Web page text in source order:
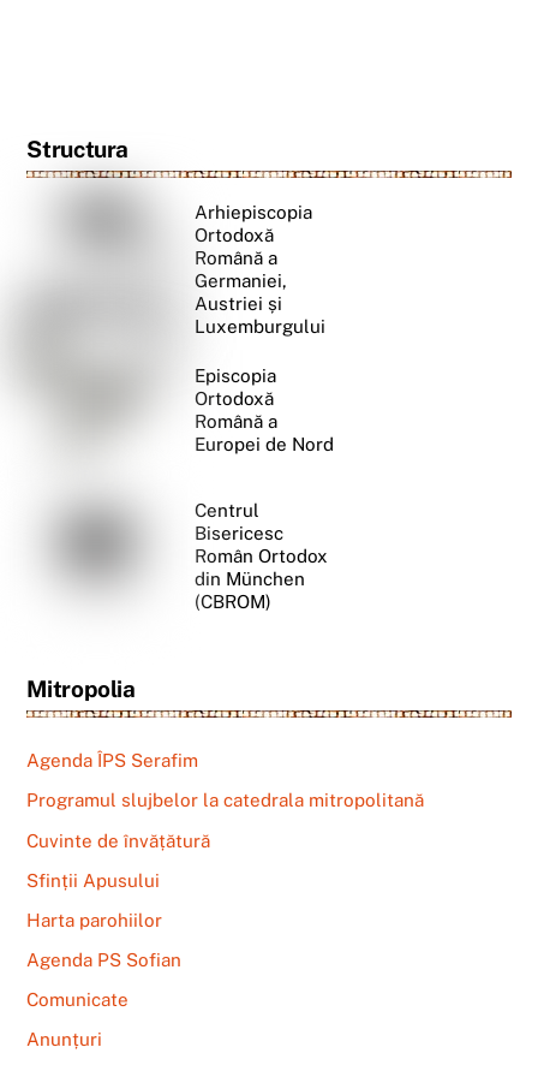
Structura
Arhiepiscopia
Ortodoxă
Română a
Germaniei,
Austriei și
Luxemburgului
Episcopia
Ortodoxă
Română a
Europei de Nord
Centrul
Bisericesc
Român Ortodox
din München
(CBROM)
Mitropolia
Agenda ÎPS Serafim
Programul slujbelor la catedrala mitropolitană
Cuvinte de învățătură
Sfinții Apusului
Harta parohiilor
Agenda PS Sofian
Comunicate
Anunțuri